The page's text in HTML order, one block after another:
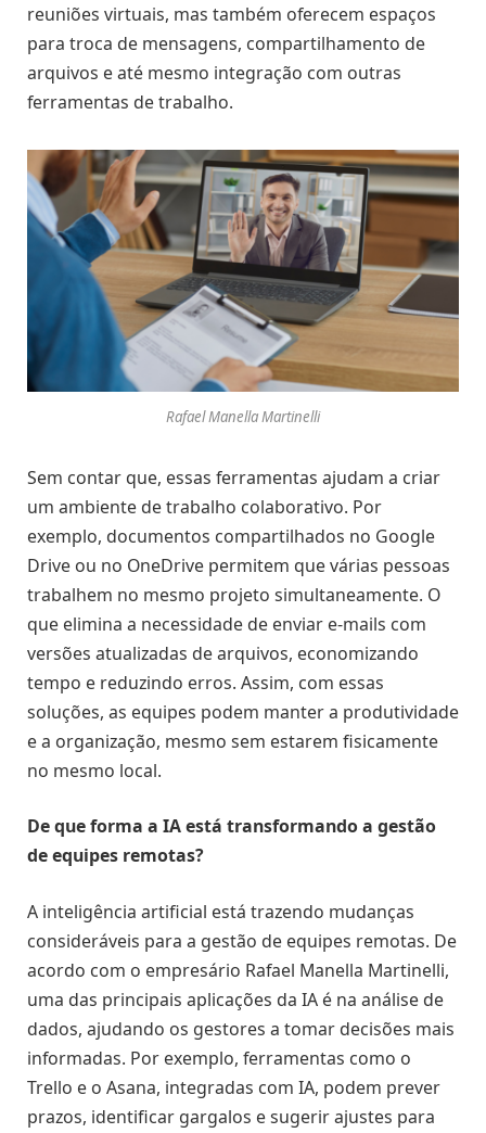
reuniões virtuais, mas também oferecem espaços
para troca de mensagens, compartilhamento de
arquivos e até mesmo integração com outras
ferramentas de trabalho.
Rafael Manella Martinelli
Sem contar que, essas ferramentas ajudam a criar
um ambiente de trabalho colaborativo. Por
exemplo, documentos compartilhados no Google
Drive ou no OneDrive permitem que várias pessoas
trabalhem no mesmo projeto simultaneamente. O
que elimina a necessidade de enviar e-mails com
versões atualizadas de arquivos, economizando
tempo e reduzindo erros. Assim, com essas
soluções, as equipes podem manter a produtividade
e a organização, mesmo sem estarem fisicamente
no mesmo local.
De que forma a IA está transformando a gestão
de equipes remotas?
A inteligência artificial está trazendo mudanças
consideráveis para a gestão de equipes remotas. De
acordo com o empresário Rafael Manella Martinelli,
uma das principais aplicações da IA é na análise de
dados, ajudando os gestores a tomar decisões mais
informadas. Por exemplo, ferramentas como o
Trello e o Asana, integradas com IA, podem prever
prazos, identificar gargalos e sugerir ajustes para